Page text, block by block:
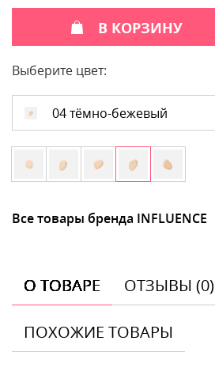
В КОРЗИНУ
Выберите цвет:
04 тёмно-бежевый
Все товары бренда INFLUENCE
О ТОВАРЕ ОТЗЫВЫ (0)
ПОХОЖИЕ ТОВАРЫ